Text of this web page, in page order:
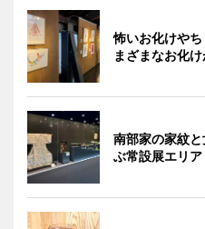
怖いお化けや
まざまなお化
南部家の家紋
ぶ常設展エリア